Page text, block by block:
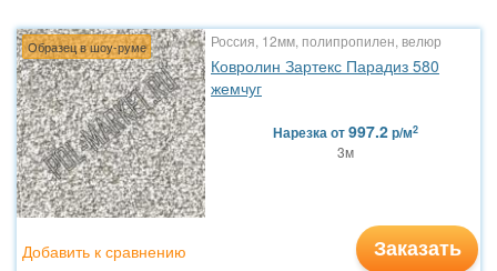
Образец в шоу-руме Россия, 12мм, полипропилен, велюр
Ковролин Зартекс Парадиз 580
жемчуг
Нарезкаот997.2р/м2
3м
Заказать
Добавить к сравнению